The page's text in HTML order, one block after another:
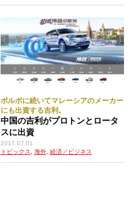
ボルボに続いてマレーシアのメーカー
にも出資する吉利。
中国の吉利がプロトンとロータ
スに出資
2017.07.01
トピックス
海外, 経済／ビジネス